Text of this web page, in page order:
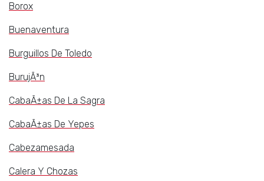
Borox
Buenaventura
Burguillos De Toledo
BurujÃ³n
CabaÃ±as De La Sagra
CabaÃ±as De Yepes
Cabezamesada
Calera Y Chozas